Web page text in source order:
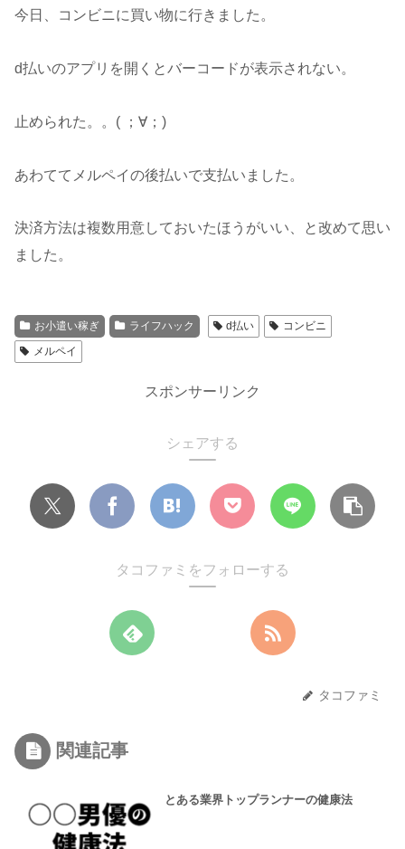
今日、コンビニに買い物に行きました。
d払いのアプリを開くとバーコードが表示されない。
止められた。。( ；∀；)
あわててメルペイの後払いで支払いました。
決済方法は複数用意しておいたほうがいい、と改めて思い
ました。
お小遣い稼ぎ ライフハック d払い
コンビニ
メルペイ
スポンサーリンク
シェアする
タコファミをフォローする
タコファミ
関連記事
とある業界トップランナーの健康法